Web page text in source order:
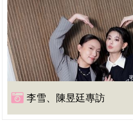
李雪、陳昱廷專訪